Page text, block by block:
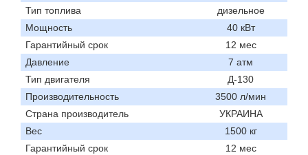
Тип топлива
дизельное
Мощность
40 кВт
Гарантийный срок
12 мес
Давление
7 атм
Тип двигателя
Д-130
Производительность
3500 л/мин
Страна производитель
УКРАИНА
Вес
1500 кг
Гарантийный срок
12 мес